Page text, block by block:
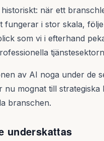
när ett
fungerar i stor skala,
som vi i efterhand
av AI noga under de
mognat till strategiska
branschen.
underskattas